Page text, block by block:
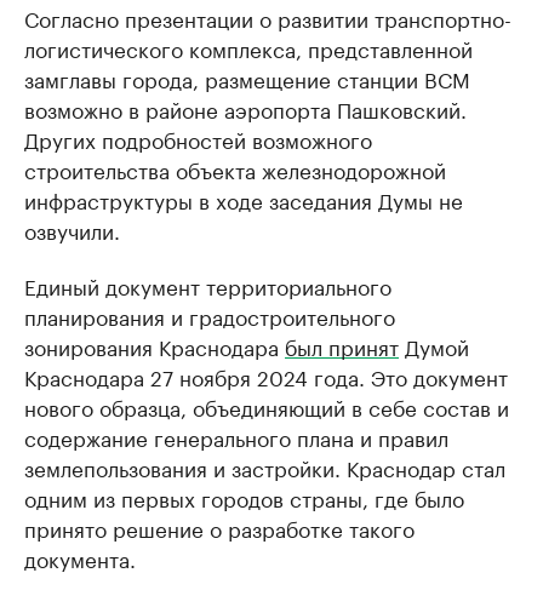
Согласно презентации о развитии транспортно-
логистического комплекса, представленной
замглавы города, размещение станции ВСМ
возможно в районе аэропорта Пашковский.
Других подробностей возможного
строительства объекта железнодорожной
инфраструктуры в ходе заседания Думы не
озвучили.
Единый документ территориального
планирования и градостроительного
зонирования Краснодара был принят Думой
Краснодара 27 ноября 2024 года. Это документ
нового образца, объединяющий в себе состав и
содержание генерального плана и правил
землепользования и застройки. Краснодар стал
одним из первых городов страны, где было
принято решение о разработке такого
документа.